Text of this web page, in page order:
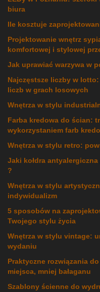
biura
Ile kosztuje
Projektowanie wnętrz
komfortowej i stylowej
Jak uprawiać warzywa w
Najczęstsze liczby w
liczb w grach losowych
Wnętrza w stylu
Farba kredowa do ścian:
wykorzystaniem farb
Wnętrza w stylu retro:
Jaki kołdra
?
Wnętrza w stylu
indywidualizm
5 sposobów na
Twojego stylu życia
Wnętrza w stylu vintage:
wydaniu
Praktyczne rozwiązania
miejsca, mniej bałaganu
Szablony ścienne do